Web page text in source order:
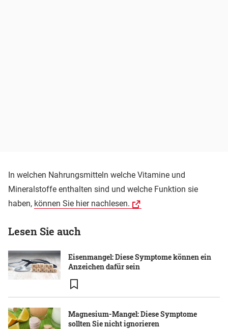
In welchen Nahrungsmitteln welche Vitamine und
Mineralstoffe enthalten sind und welche Funktion sie
haben, können Sie hier nachlesen.
Lesen Sie auch
Eisenmangel: Diese Symptome können ein
Anzeichen dafür sein
Magnesium-Mangel: Diese Symptome
sollten Sie nicht ignorieren